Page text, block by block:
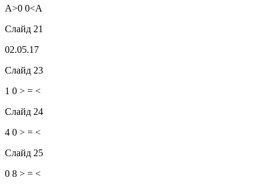
А>0 0<А
Слайд 21
02.05.17
Слайд 23
1 0 > = <
Слайд 24
4 0 > = <
Слайд 25
0 8 > = <